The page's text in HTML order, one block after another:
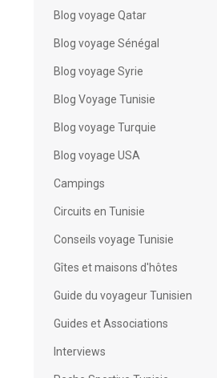
Blog voyage Qatar
Blog voyage Sénégal
Blog voyage Syrie
Blog Voyage Tunisie
Blog voyage Turquie
Blog voyage USA
Campings
Circuits en Tunisie
Conseils voyage Tunisie
Gîtes et maisons d'hôtes
Guide du voyageur Tunisien
Guides et Associations
Interviews